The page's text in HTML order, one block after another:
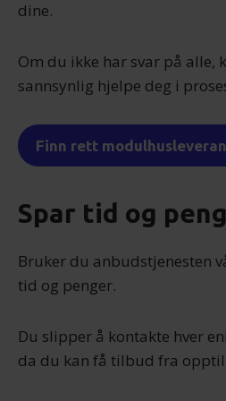
dine.
Om du ikke har svar på alle,
sannsynlig hjelpe deg i
Finn rett
Spar tid og
Bruker du anbudstjenesten
tid og penger.
Du slipper å kontakte hver
da du kan få tilbud fra